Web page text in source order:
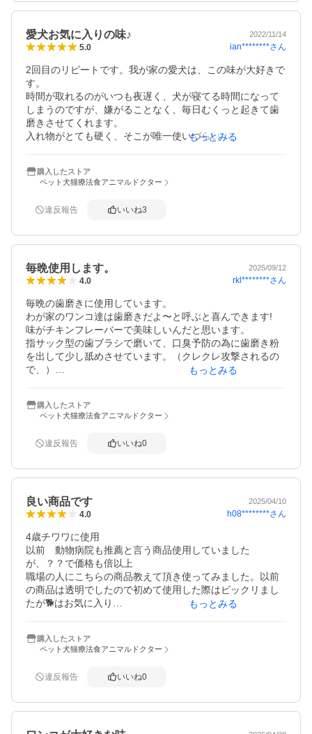
よく行く動物病院さんが普通の価格なので、行った際には
少なりともお安い商品や普通の価格であれば、引き続きい
世話になりたいと思います。ありがとうございました。
愛犬お気に入りの味♪ 2022/11/14
5.0 ian********さん
2回目のリピートです。我が家の愛犬は、この味が大好きで
す。
時間が取れるのがいつも夜遅く、犬が寝てる時間になって
しまうのですが、嫌がることなく、毎日むくっと起きて歯
磨きさせてくれます。
入れ物がとても硬く、そこが唯一使いづらいポイントです
っていくと、最後まで穴があくこともなく、ストレスなく
中身を全部使い切ることができます。出し方さえうまくで
うちでは歯磨きシートや水洗いもしているので、嫌がらな
もっとみる
購入したストア
ペット犬猫療法食アニマルドクター
違反報告 いいね3
毎晩使用します。 2025/09/12
4.0 rkl********さん
毎晩の歯磨きに使用しています。
わが家のワンコ達は歯磨きだよ〜と呼ぶと喜んできます!
味がチキンフレーバーで美味しいんだと思います。
指サック型の歯ブラシで磨いて、口臭予防の為に歯磨き粉
を出して少し舐めさせています。（クレクレ攻撃されるの
で、）
※少し残念な事はチューブ部分がプラじゃないので、後ろ
の方からキチンと使用しないと中にちょっと残ってしま
チューブが人間用の歯磨き粉の様にプラに変わってくれた
もっとみる
購入したストア
ペット犬猫療法食アニマルドクター
違反報告 いいね0
良い商品です 2025/04/10
4.0 h08********さん
4歳チワワに使用
以前　動物病院も推薦と言う商品使用していました
が、？？で価格も倍以上
職場の人にこちらの商品教えて頂き使ってみました。以前
の商品は透明でしたので初めて使用した際はビックリまし
たが🐕はお気に入り
です
ありがとうございました
我が家の🐕もお気に入り
1つ！チューブが柔らかいと更に使いやすいなーと思いま
もっとみる
購入したストア
ペット犬猫療法食アニマルドクター
違反報告 いいね0